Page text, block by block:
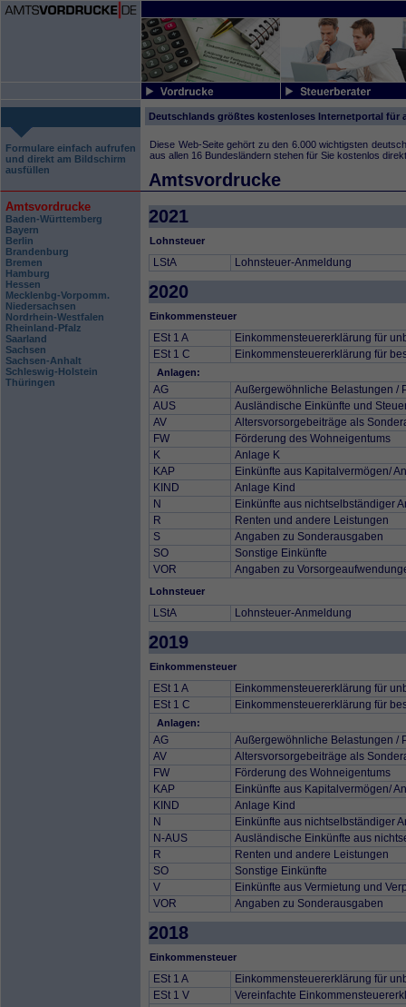
Formulare einfach aufrufen
und direkt am Bildschirm
ausfüllen
Deutschlands größtes kostenloses Internetportal für
Diese Web-Seite gehört zu den 6.000 wichtigsten
aus allen 16 Bundesländern stehen für Sie kostenlos
Amtsvordrucke
Amtsvordrucke
Baden-Württemberg
Bayern
Berlin
Brandenburg
Bremen
Hamburg
Hessen
Mecklenbg-Vorpomm.
Niedersachsen
Nordrhein-Westfalen
Rheinland-Pfalz
Saarland
Sachsen
Sachsen-Anhalt
Schleswig-Holstein
Thüringen
2021
Lohnsteuer
LStA Lohnsteuer-Anmeldung
2020
Einkommensteuer
ESt 1 A
Einkommensteuererklärung für
ESt 1 C
Einkommensteuererklärung für
Anlagen:
AG
Außergewöhnliche Belastungen /
AUS
Ausländische Einkünfte und
AV
Altersvorsorgebeiträge als
FW
Förderung des Wohneigentums
K
Anlage K
KAP
Einkünfte aus Kapitalvermögen/
KIND
Anlage Kind
N
Einkünfte aus nichtselbständiger
R
Renten und andere Leistungen
S
Angaben zu Sonderausgaben
SO
Sonstige Einkünfte
VOR
Angaben zu
Lohnsteuer
LStA Lohnsteuer-Anmeldung
2019
Einkommensteuer
ESt 1 A
Einkommensteuererklärung für
ESt 1 C
Einkommensteuererklärung für
Anlagen:
AG
Außergewöhnliche Belastungen /
AV
Altersvorsorgebeiträge als
FW
Förderung des Wohneigentums
KAP
Einkünfte aus Kapitalvermögen/
KIND
Anlage Kind
N
Einkünfte aus nichtselbständiger
N-AUS
Ausländische Einkünfte aus
R
Renten und andere Leistungen
SO
Sonstige Einkünfte
V
Einkünfte aus Vermietung und
VOR
Angaben zu Sonderausgaben
2018
Einkommensteuer
ESt 1 A
Einkommensteuererklärung für
ESt 1 V
Vereinfachte